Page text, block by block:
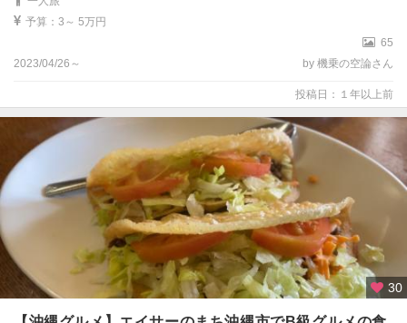
予算：3～ 5万円
65
2023/04/26～
by 機乗の空論さん
投稿日：１年以上前
30